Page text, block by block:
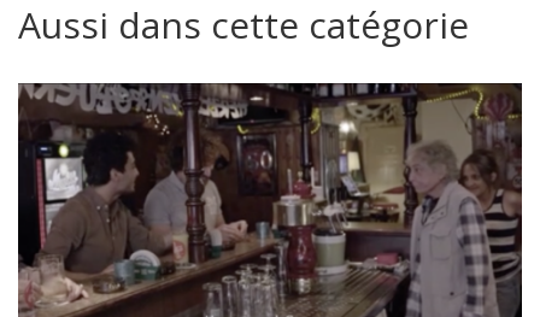
Aussi dans cette catégorie